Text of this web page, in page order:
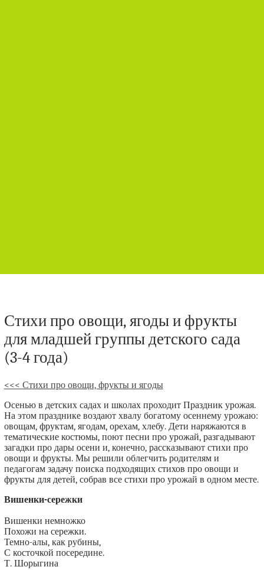
Стихи про овощи, ягоды и фрукты
для младшей группы детского сада
(3-4 года)
<<< Стихи про овощи, фрукты и ягоды
Осенью в детских садах и школах проходит Праздник урожая.
На этом празднике воздают хвалу богатому осеннему урожаю:
овощам, фруктам, ягодам, орехам, хлебу. Дети наряжаются в
тематические костюмы, поют песни про урожай, разгадывают
загадки про дары осени и, конечно, рассказывают стихи про
овощи и фрукты. Мы решили облегчить родителям и
педагогам задачу поиска подходящих стихов про овощи и
фрукты для детей, собрав все стихи про урожай в одном месте.
Вишенки-сережки
Вишенки немножко
Похожи на сережки.
Темно-алы, как рубины,
С косточкой посередине.
Т. Шорыгина